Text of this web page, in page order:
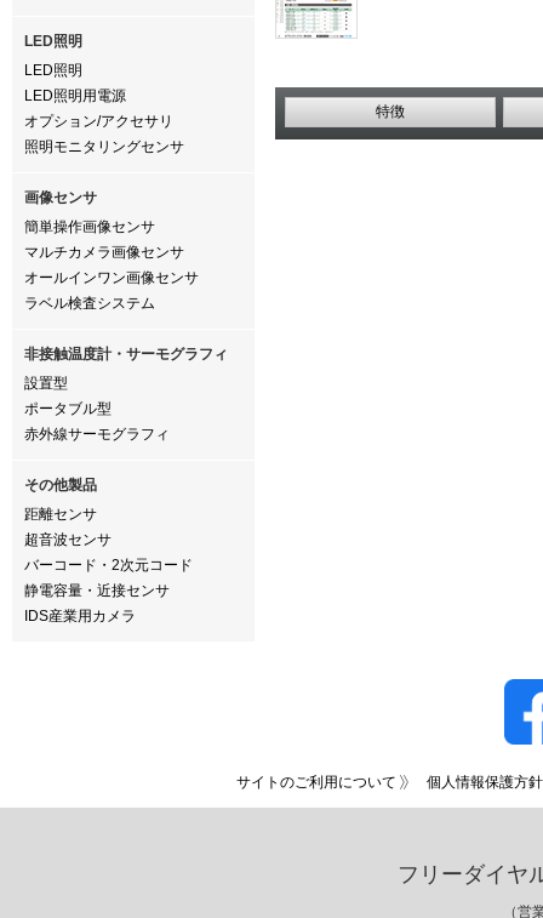
LED照明
LED照明
LED照明用電源
オプション/アクセサリ
照明モニタリングセンサ
画像センサ
簡単操作画像センサ
マルチカメラ画像センサ
オールインワン画像センサ
ラベル検査システム
非接触温度計・サーモグラフィ
設置型
ポータブル型
赤外線サーモグラフィ
その他製品
距離センサ
超音波センサ
バーコード・2次元コード
静電容量・近接センサ
IDS産業用カメラ
特徴
サイトのご利用について 個人情報保護方針
フリーダイヤ
（営